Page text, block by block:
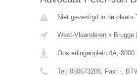
Niet gevestigd in de plaats
West-Vlaanderen» Brugge|
Oosterlingenplein 4A, 8000
Tel: 050673206, Fax: -,